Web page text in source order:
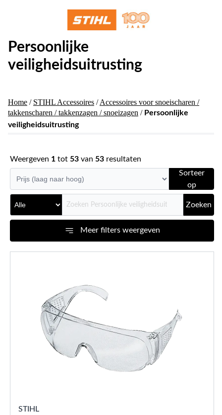
Persoonlijke
veiligheidsuitrusting
Home / STIHL Accessoires /Accessoires voor snoeischaren /
takkenscharen / takkenzagen / snoeizagen / Persoonlijke
veiligheidsuitrusting
Weergeven 1 tot 53 van 53 resultaten
Sorteer
op
Zoeken
Meer filters weergeven
STIHL